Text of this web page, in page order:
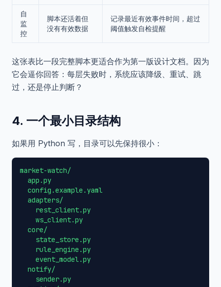
自
监
控
脚本还活着但
没有有效数据
记录最近有效事件时间，超过
阈值触发自检提醒
这张表比一段完整脚本更适合作为第一版设计文档。因为
它会逼你回答：每层失败时，系统应该降级、重试、跳
过，还是停止判断？
4. 一个最小目录结构
如果用 Python 写，目录可以先保持很小：
market-watch/
  app.py
  config.example.yaml
  adapters/
    rest_client.py
    ws_client.py
  core/
    state_store.py
    rule_engine.py
    event_model.py
  notify/
    sender.py